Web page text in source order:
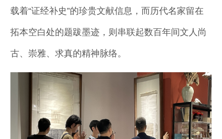
载着“证经补史”的珍贵文献信息，而历代名家留在
拓本空白处的题跋墨迹，则串联起数百年间文人尚
古、崇雅、求真的精神脉络。